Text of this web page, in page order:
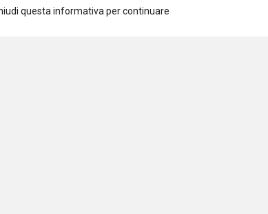
questa informativa per continuare